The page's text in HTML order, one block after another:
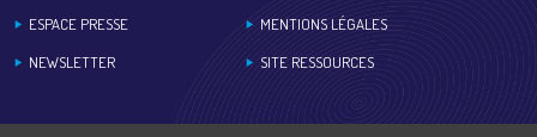
ESPACE PRESSE
NEWSLETTER
MENTIONS LÉGALES
SITE RESSOURCES